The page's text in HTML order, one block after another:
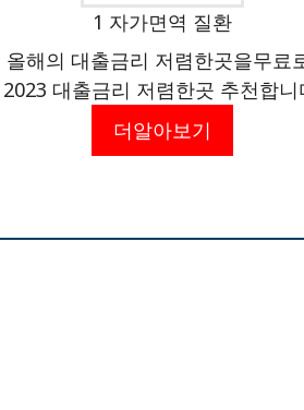
1 자가면역 질환
해의 대출금리 저렴한곳을무료
2023 대출금리 저렴한곳 추천합니
더알아보기